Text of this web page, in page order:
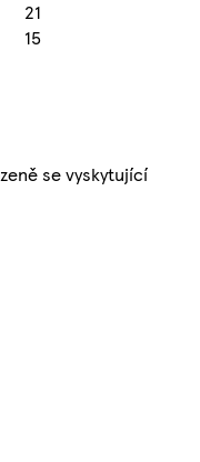
21
15
se vyskytující